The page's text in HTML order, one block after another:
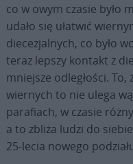
co w owym czasie było
udało się ułatwić
diecezjalnych, co było
teraz lepszy kontakt z
mniejsze odległości.
wiernych to nie ulega
parafiach, w czasie
a to zbliża ludzi do
25-lecia nowego